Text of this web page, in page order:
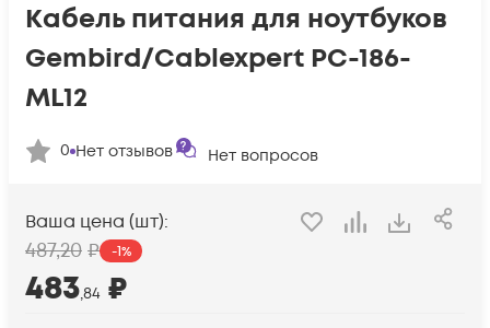
Кабель питания для ноутбуков
Gembird/Cablexpert PC-186-
ML12
0 Нет отзывов Нет вопросов
Ваша цена (шт):
487,20 ₽ -1%
483,84 ₽